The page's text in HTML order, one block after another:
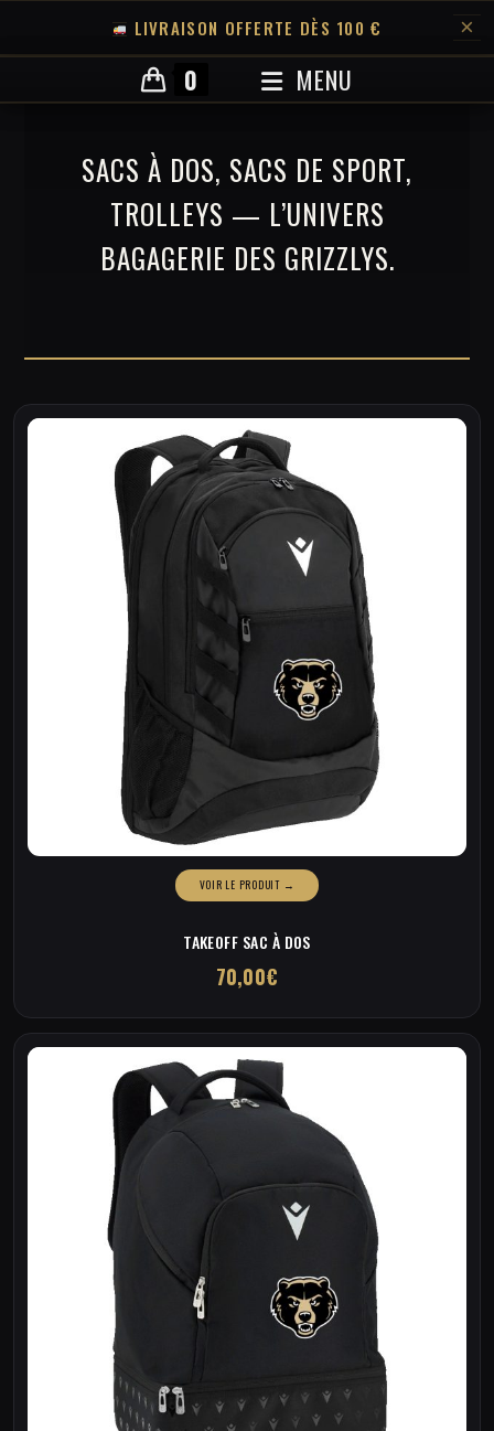
LIVRAISON OFFERTE DÈS 100 € ×
0 MENU
SACS À DOS, SACS DE SPORT,
TROLLEYS — L’UNIVERS
BAGAGERIE DES GRIZZLYS.
TAKEOFF SAC À DOS
€
70,00